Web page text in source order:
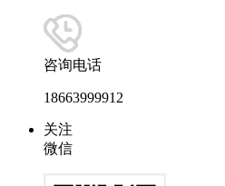
咨询电话
18663999912
关注
微信